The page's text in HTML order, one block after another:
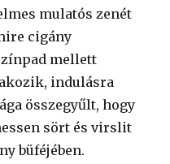
mulatós zenét
cigány
mellett
indulásra
összegyűlt, hogy
sört és virslit
büféjében.